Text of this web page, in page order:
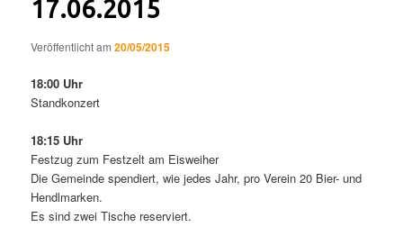
17.06.2015
Veröffentlicht am20/05/2015
18:00 Uhr
Standkonzert
18:15 Uhr
Festzug zum Festzelt am Eisweiher
Die Gemeinde spendiert, wie jedes Jahr, pro Verein 20 Bier- und
Hendlmarken.
Es sind zwei Tische reserviert.